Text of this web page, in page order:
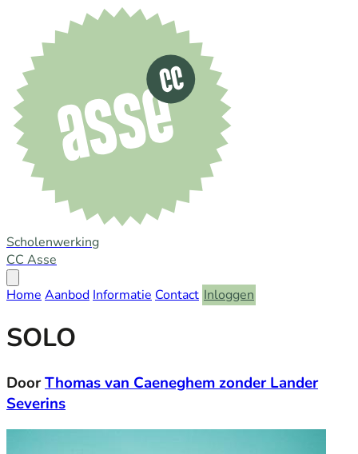
Scholenwerking
CC Asse
menu
Home Aanbod Informatie Contact Inloggen
SOLO
DoorThomas van Caeneghem zonder Lander
Severins